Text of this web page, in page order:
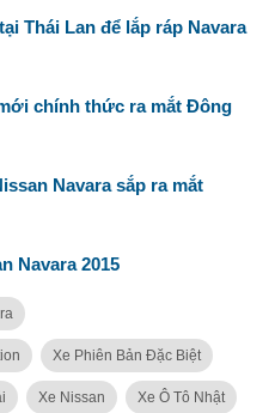
Thái Lan để lắp ráp Navara
chính thức ra mắt Đông
Navara sắp ra mắt
Navara 2015
Xe Phiên Bản Đặc Biệt
Xe Nissan Xe Ô Tô Nhật